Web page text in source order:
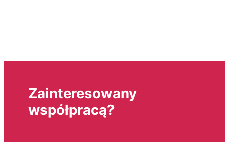
Zainteresowany
współpracą?